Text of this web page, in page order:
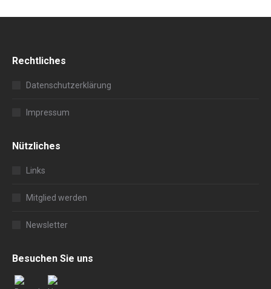
Rechtliches
Datenschutzerklärung
Impressum
Nützliches
Links
Mitglied werden
Newsletter
Besuchen Sie uns